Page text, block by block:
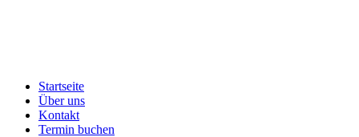
Startseite
Über uns
Kontakt
Termin buchen